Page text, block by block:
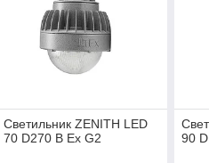
Светильник ZENITH LED
70 D270 B Ex G2
90